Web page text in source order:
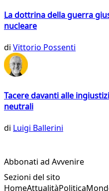
La dottrina della guerra
nucleare
di Vittorio Possenti
Tacere davanti alle
neutrali
di Luigi Ballerini
Abbonati ad Avvenire
Sezioni del sito
HomeAttualitàPolitica